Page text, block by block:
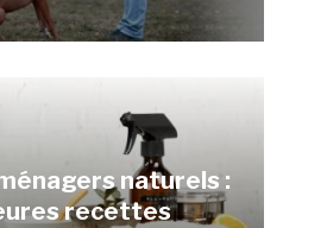
naturels :
recettes